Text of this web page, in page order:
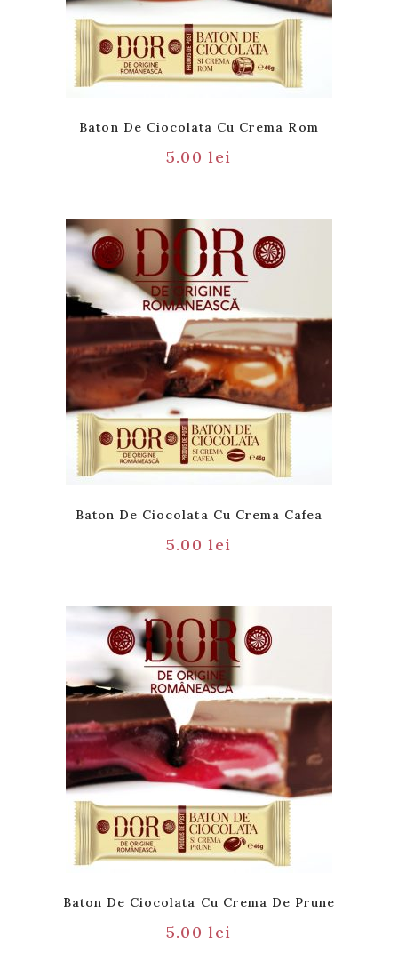
Baton De Ciocolata Cu Crema Rom
5.00lei
Baton De Ciocolata Cu Crema Cafea
5.00lei
Baton De Ciocolata Cu Crema De Prune
5.00lei